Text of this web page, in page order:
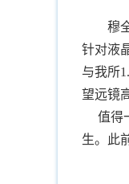
穆
针对液
与我所
望远镜
值得
生。此